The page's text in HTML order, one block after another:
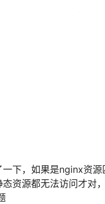
下，如果是nginx资源
资源都无法访问才对